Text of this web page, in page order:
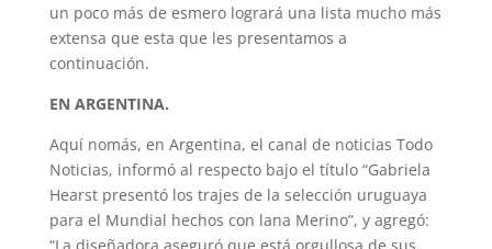
un poco más de esmero logrará una lista mucho más
extensa que esta que les presentamos a
continuación.
EN ARGENTINA.
Aquí nomás, en Argentina, el canal de noticias Todo
Noticias, informó al respecto bajo el título “Gabriela
Hearst presentó los trajes de la selección uruguaya
para el Mundial hechos con lana Merino”, y agregó: